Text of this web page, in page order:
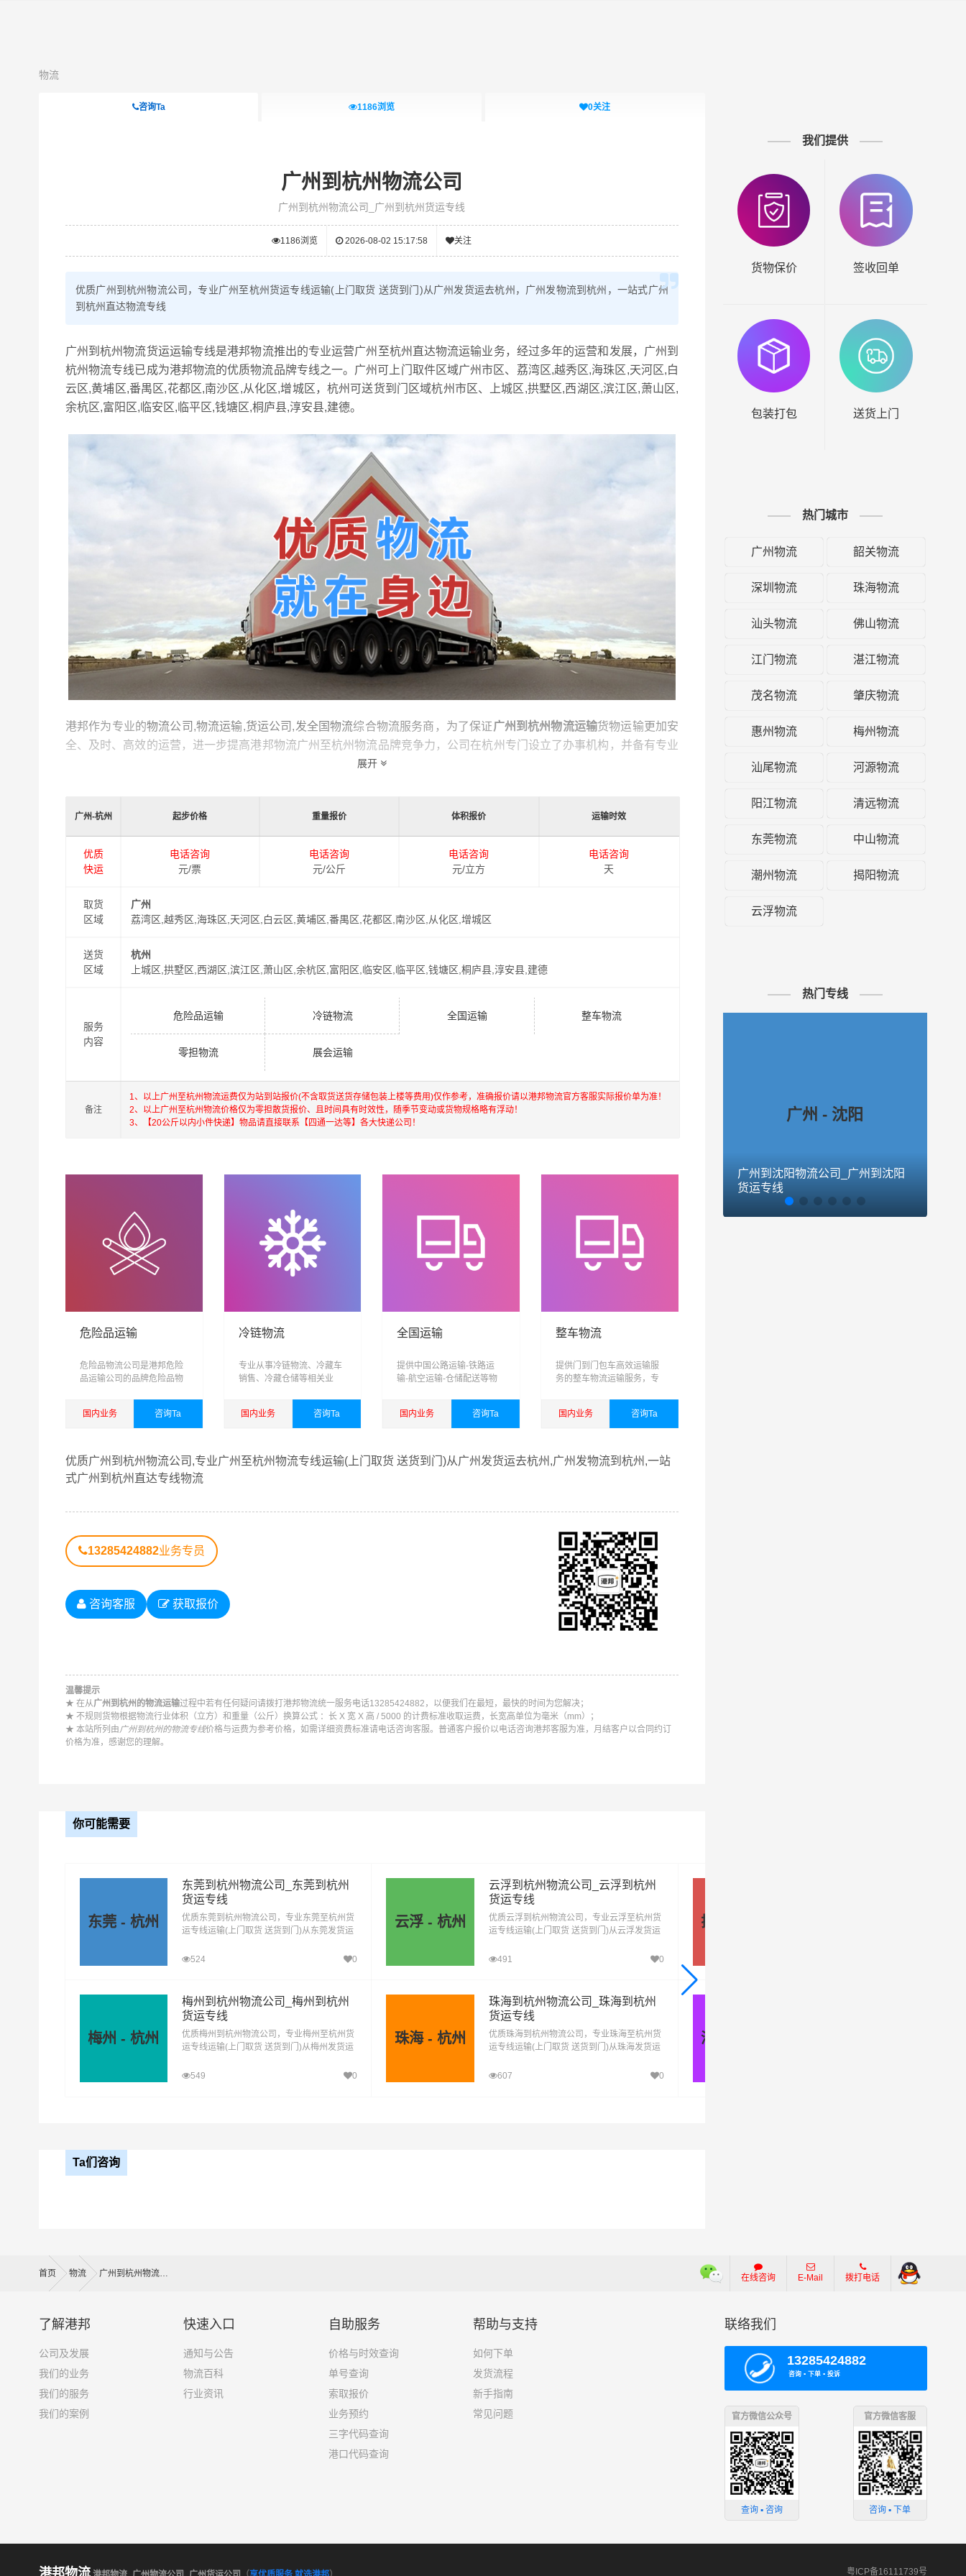
物流
咨询Ta 1186浏览 0关注
广州到杭州物流公司
广州到杭州物流公司_广州到杭州货运专线
1186浏览 2026-08-02 15:17:58 关注
优质广州到杭州物流公司，专业广州至杭州货运专线运输(上门取货 送货到门)从广州发货运去杭州，广州发物流到杭州，一站式广州
到杭州直达物流专线
广州到杭州物流货运运输专线是港邦物流推出的专业运营广州至杭州直达物流运输业务，经过多年的运营和发展，广州到
杭州物流专线已成为港邦物流的优质物流品牌专线之一。广州可上门取件区域广州市区、荔湾区,越秀区,海珠区,天河区,白
云区,黄埔区,番禺区,花都区,南沙区,从化区,增城区，杭州可送货到门区域杭州市区、上城区,拱墅区,西湖区,滨江区,萧山区,
余杭区,富阳区,临安区,临平区,钱塘区,桐庐县,淳安县,建德。
港邦作为专业的物流公司,物流运输,货运公司,发全国物流综合物流服务商，为了保证广州到杭州物流运输货物运输更加安
全、及时、高效的运营，进一步提高港邦物流广州至杭州物流品牌竞争力，公司在杭州专门设立了办事机构，并备有专业
的物流工作人员与您及时沟通，为您提供从广州到杭州的物流运输相关延伸服务，极大的保障了货物的准时到达和及时派
同时，为了方便广大客户从广州物流到杭州的不同运输时效和物流成本要求，港邦特推出 广州到杭州物流多种运输方式，
以此来降低从广州到杭州运输的物流成本，提高由广州发货到杭州的物流效率，以便为新老客户提供更加优质完善的一站
式从广州到杭州 门到门物流运输服务！
港邦在深圳，珠海，广州，北京，上海，武汉和香港，澳门，台湾等地具有优势的物流网络资源，依靠国内北京，上海，
货运代理，并提供上门取货，送货到门，货物打包，门到门运输等物流相关增值服务，同时在行业内率先开通内地至到香
港，澳门，台湾的物流往返运输业务，简化了货物进出口操作流程，减少了货物在途时间，提高了货物流通效率。公司秉
承优质服务的核心价值观，将一如既往地为更多的人和企业提供到更优质的广州到杭州物流公司,广州物流到杭州,广州至
杭州物流专线物流服务。
港邦秉承“用心呵护，值得托付”的服务理念，凭借广州至杭州物流的优质平台，始终致力于为客户提供优质高效的广州到
广州到杭州货运专线是港邦的优质品牌服务，我们一直多年的在为各行各业提供我们的物流服务，也得到了很多客户的认
可和口碑相传，如果您有意向选择我们，我们非常乐意为您解决物流相关问题。当然，还有很多优秀的物流公司也提供从
广州发物流到杭州的运输服务，您也可以多多咨询，找到合适您的物流服务商。
以下每条运输线路点击可查看详细说明
广州到浙江物流公司
广州到台州物流公司
展开
广州-杭州 起步价格 重量报价 体积报价 运输时效
优质
快运
电话咨询
元/票
电话咨询
元/公斤
电话咨询
元/立方
电话咨询
天
取货
区域
广州
荔湾区,越秀区,海珠区,天河区,白云区,黄埔区,番禺区,花都区,南沙区,从化区,增城区
送货
区域
杭州
上城区,拱墅区,西湖区,滨江区,萧山区,余杭区,富阳区,临安区,临平区,钱塘区,桐庐县,淳安县,建德
服务
内容
危险品运输 冷链物流 全国运输 整车物流
零担物流 展会运输
备注
1、以上广州至杭州物流运费仅为站到站报价(不含取货送货存储包装上楼等费用)仅作参考，准确报价请以港邦物流官方客服实际报价单为准！
2、以上广州至杭州物流价格仅为零担散货报价、且时间具有时效性，随季节变动或货物规格略有浮动！
3、【20公斤以内小件快递】物品请直接联系【四通一达等】各大快递公司！
危险品运输
危险品物流公司是港邦危险
品运输公司的品牌危险品物
国内业务 咨询Ta
冷链物流
专业从事冷链物流、冷藏车
销售、冷藏仓储等相关业
域、网络化、信息化、智能
化、具有供应链管理能力的
国内业务 咨询Ta
全国运输
提供中国公路运输-铁路运
输-航空运输-仓储配送等物
国内业务 咨询Ta
整车物流
提供门到门包车高效运输服
务的整车物流运输服务，专
车运输方案
国内业务 咨询Ta
优质广州到杭州物流公司,专业广州至杭州物流专线运输(上门取货 送货到门)从广州发货运去杭州,广州发物流到杭州,一站
式广州到杭州直达专线物流
13285424882业务专员
咨询客服 获取报价
温馨提示
★ 在从广州到杭州的物流运输过程中若有任何疑问请拨打港邦物流统一服务电话13285424882，以便我们在最短，最快的时间为您解决；
★ 不规则货物根据物流行业体积（立方）和重量（公斤）换算公式 ：长 X 宽 X 高 / 5000 的计费标准收取运费，长宽高单位为毫米（mm）；
★ 本站所列由广州到杭州的物流专线价格与运费为参考价格，如需详细资费标准请电话咨询客服。普通客户报价以电话咨询港邦客服为准，月结客户以合同约订
价格为准，感谢您的理解。
你可能需要
东莞 - 杭州
东莞到杭州物流公司_东莞到杭州
货运专线
优质东莞到杭州物流公司，专业东莞至杭州货
运专线运输(上门取货 送货到门)从东莞发货运
州直达物流专线
524 0
云浮 - 杭州
云浮到杭州物流公司_云浮到杭州
货运专线
优质云浮到杭州物流公司，专业云浮至杭州货
运专线运输(上门取货 送货到门)从云浮发货运
州直达物流专线
491 0
揭阳 - 杭州
梅州 - 杭州
梅州到杭州物流公司_梅州到杭州
货运专线
优质梅州到杭州物流公司，专业梅州至杭州货
运专线运输(上门取货 送货到门)从梅州发货运
州直达物流专线
549 0
珠海 - 杭州
珠海到杭州物流公司_珠海到杭州
货运专线
优质珠海到杭州物流公司，专业珠海至杭州货
运专线运输(上门取货 送货到门)从珠海发货运
州直达物流专线
607 0
清远 - 杭州
Ta们咨询
我们提供
货物保价 签收回单
包装打包 送货上门
热门城市
广州物流 韶关物流
深圳物流 珠海物流
汕头物流 佛山物流
江门物流 湛江物流
茂名物流 肇庆物流
惠州物流 梅州物流
汕尾物流 河源物流
阳江物流 清远物流
东莞物流 中山物流
潮州物流 揭阳物流
云浮物流
热门专线
广州 - 沈阳
广州到沈阳物流公司_广州到沈阳
货运专线
首页 物流 广州到杭州物流公司 在线咨询 E-Mail 拨打电话
了解港邦
公司及发展
我们的业务
我们的服务
我们的案例
快速入口
通知与公告
物流百科
行业资讯
自助服务
价格与时效查询
单号查询
索取报价
业务预约
三字代码查询
港口代码查询
帮助与支持
如何下单
发货流程
新手指南
常见问题
联络我们
13285424882
咨询 ▪ 下单 ▪ 投诉
官方微信公众号
查询 ▪ 咨询
官方微信客服
咨询 ▪ 下单
港邦物流 粤ICP备16111739号